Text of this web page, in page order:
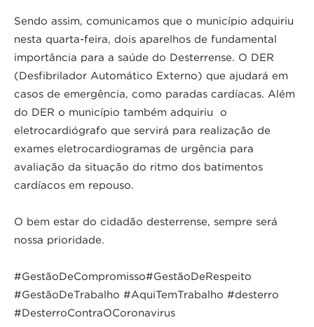
Sendo assim, comunicamos que o município adquiriu
nesta quarta-feira, dois aparelhos de fundamental
importância para a saúde do Desterrense. O DER
(Desfibrilador Automático Externo) que ajudará em
casos de emergência, como paradas cardíacas. Além
do DER o município também adquiriu o
eletrocardiógrafo que servirá para realização de
exames eletrocardiogramas de urgência para
avaliação da situação do ritmo dos batimentos
cardíacos em repouso.
O bem estar do cidadão desterrense, sempre será
nossa prioridade.
#GestãoDeCompromisso#GestãoDeRespeito
#GestãoDeTrabalho #AquiTemTrabalho #desterro
#DesterroContraOCoronavirus